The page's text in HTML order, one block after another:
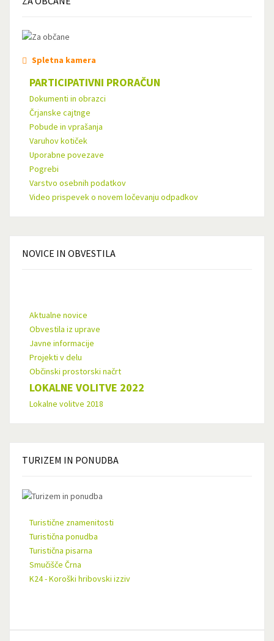
Spletna kamera
PARTICIPATIVNI PRORAČUN
Dokumenti in obrazci
Črjanske cajtnge
Pobude in vprašanja
Varuhov kotiček
Uporabne povezave
Pogrebi
Varstvo osebnih podatkov
Video prispevek o novem ločevanju odpadkov
NOVICE IN OBVESTILA
Aktualne novice
Obvestila iz uprave
Javne informacije
Projekti v delu
Občinski prostorski načrt
LOKALNE VOLITVE 2022
Lokalne volitve 2018
TURIZEM IN PONUDBA
Turistične znamenitosti
Turistična ponudba
Turistična pisarna
Smučišče Črna
K24 - Koroški hribovski izziv